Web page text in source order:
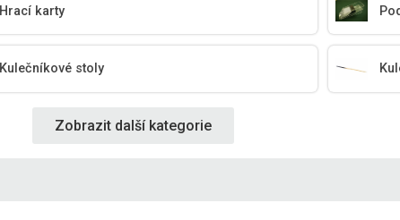
Hrací karty
Kulečníkové stoly
Zobrazit další kategorie